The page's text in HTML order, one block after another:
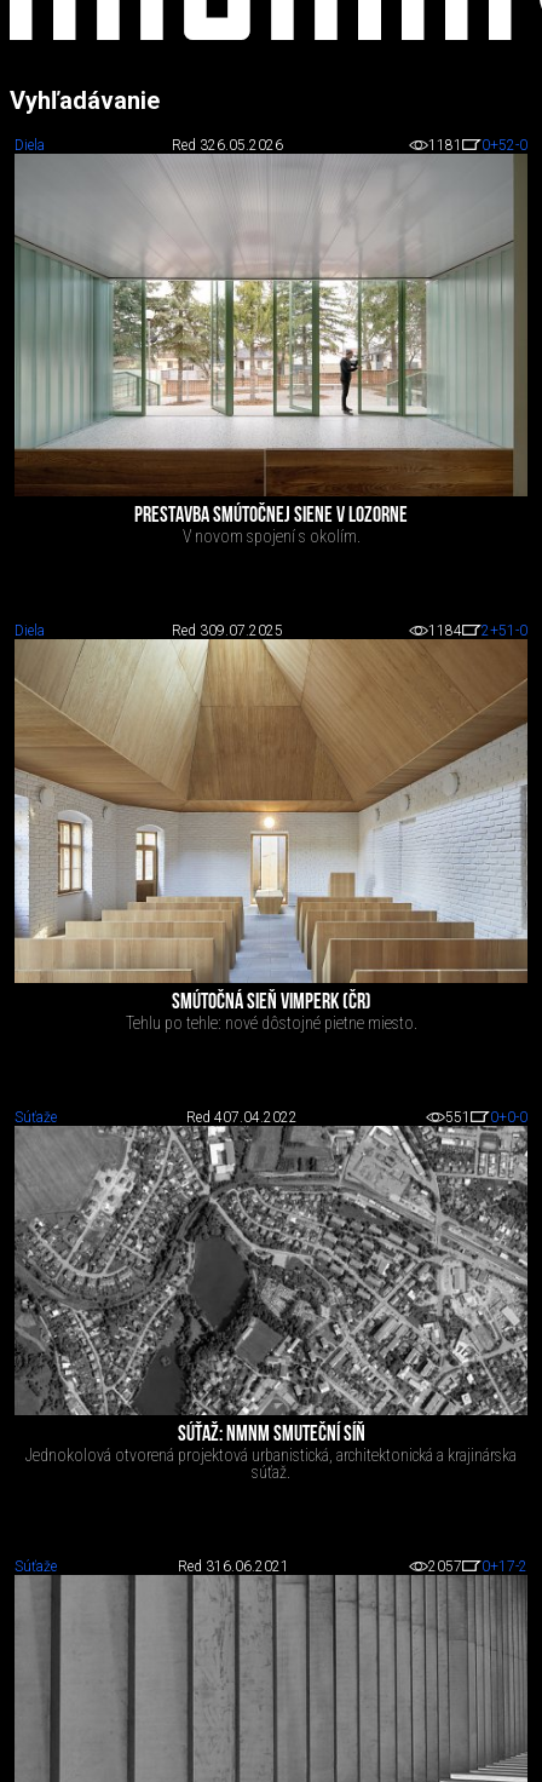
Vyhľadávanie
Diela Red 326.05.2026 1181 0+52-0
PRESTAVBA SMÚTOČNEJ SIENE V LOZORNE
V novom spojení s okolím.
Diela Red 309.07.2025 1184 2+51 -0
SMÚTOČNÁ SIEŇ VIMPERK (ČR)
Tehlu po tehle: nové dôstojné pietne miesto.
Súťaže Red 407.04.2022 551 0+0-0
SÚŤAŽ: NMNM SMUTEČNÍ SÍŇ
Jednokolová otvorená projektová urbanistická, architektonická a krajinárska
súťaž.
Súťaže Red 316.06.2021 2057 0+17-2